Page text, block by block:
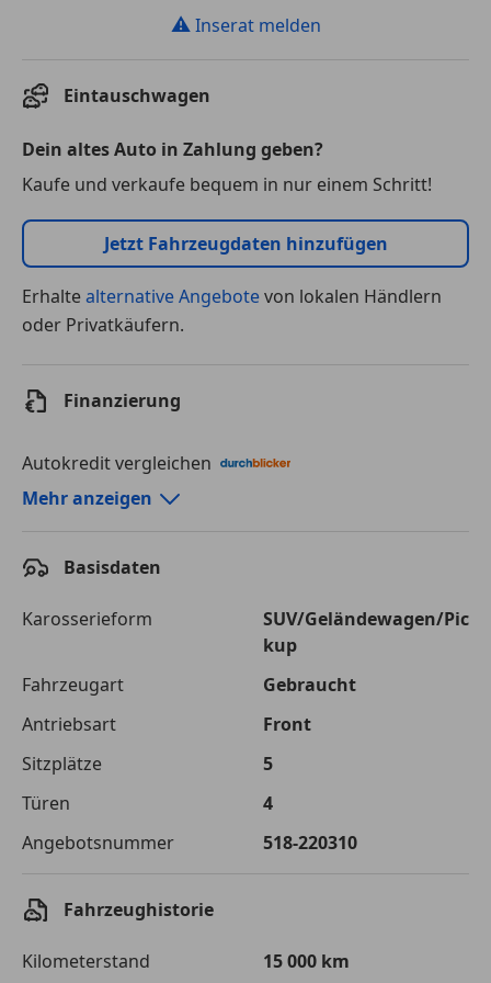
⚠ Inserat melden
Eintauschwagen
Dein altes Auto in Zahlung geben?
Kaufe und verkaufe bequem in nur einem Schritt!
Jetzt Fahrzeugdaten hinzufügen
Erhaltealternative Angebotevon lokalen Händlern
oder Privatkäufern.
Finanzierung
Autokredit vergleichen
Autokredit-Rechner von durchblicker.at
120 Monate
Kreditbetrag
€ 39 800,-
Gesamtbetrag
Einberechnete Gebühren
€ 0,-
Effektivzinsatz
Sollzinssatz
Monatliche Rate € 467,26
Mehr anzeigen
Basisdaten
Karosserieform
SUV/Geländewagen/Pic
kup
Fahrzeugart
Gebraucht
Antriebsart
Front
Sitzplätze
5
Türen
4
Angebotsnummer
518-220310
Fahrzeughistorie
Kilometerstand
15 000 km